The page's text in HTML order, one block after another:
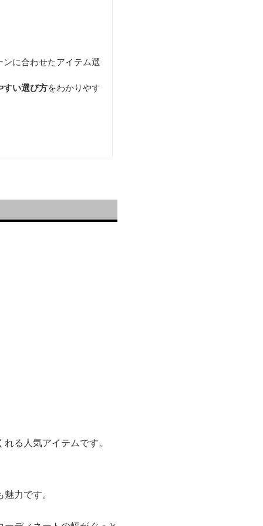
ンに合わせたアイテム選
すい選び方をわかりやす
る人気アイテムです。
力です。